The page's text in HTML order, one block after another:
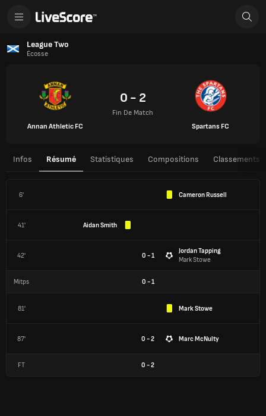
League Two
Écosse
Annan Athletic FC
0 - 2
Fin De Match
Spartans FC
Infos Résumé Statistiques Compositions Classements
6' Cameron Russell
41' Aidan Smith
42' 0 - 1
Jordan Tapping
Mark Stowe
Mitps 0 -1
81' Mark Stowe
87' 0 - 2 Marc McNulty
FT 0 -2